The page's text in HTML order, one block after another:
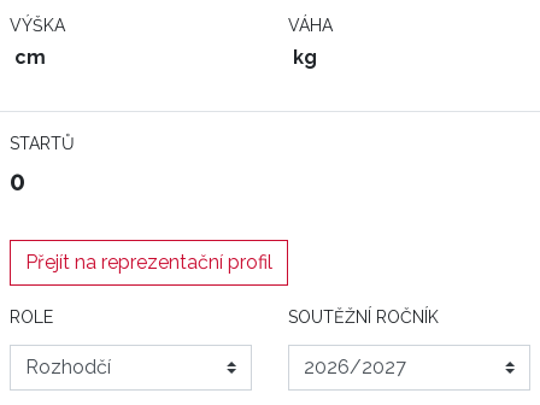
VÝŠKA
cm
VÁHA
kg
STARTŮ
0
Přejít na reprezentační profil
ROLE SOUTĚŽNÍ ROČNÍK